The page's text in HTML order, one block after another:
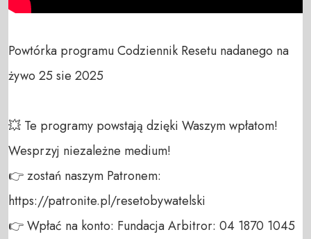
Powtórka programu Codziennik Resetu nadanego na
żywo 25 sie 2025
💥 Te programy powstają dzięki Waszym wpłatom!
Wesprzyj niezależne medium!
👉 zostań naszym Patronem:
https://patronite.pl/resetobywatelski
👉 Wpłać na konto: Fundacja Arbitror: 04 1870 1045